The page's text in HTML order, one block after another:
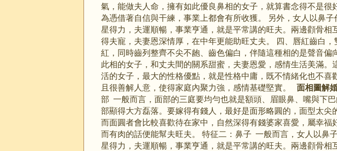
氣，能做夫人命，擁有如此優良鼻相的女子，就算書念得不是很
為憑借著自信與干練，事業上都會有所收獲。 另外，女人以鼻
星得力，夫運順暢，事業亨通，就是平常講的旺夫。兩邊顴骨相
得夫寵，夫妻恩深情厚，在中年更能助旺丈夫。 四、唇紅齒白，
紅，同時齒列整齊不尖不龅、齒色偏白，伴隨這種相的是聲音偏
此相的女子，和丈夫間的關系甜蜜，夫妻恩愛，感情生活美滿。
活的女子，最大的性格優點，就是性格中庸，既不情緒化也不喜
且很善解人意，使得家庭內聚力強，感情基礎堅實。 面相圖解
部 一般而言，面部的三庭要均勻也就是額頭、眉眼鼻、嘴與下
部顯得大方磊落。要嫁得有錢人，最好是面形略圓的，面型太尖
而面圓者會比較喜歡待在家中，自然深得有錢婆家喜愛，屬幸福
而有肉的話便能幫夫旺夫。 特征二：鼻子 一般而言，女人以鼻
星得力，夫運順暢，事業亨通，就是平常講的旺夫。兩邊顴骨相